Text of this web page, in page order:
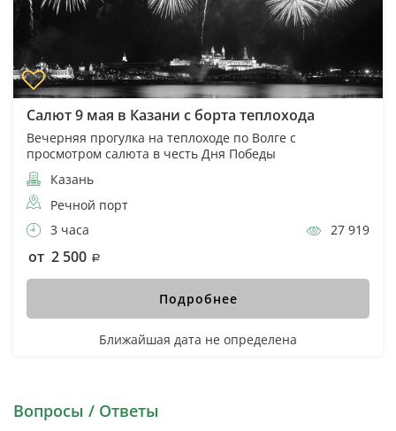
Салют 9 мая в Казани с борта теплохода
Вечерняя прогулка на теплоходе по Волге с
просмотром салюта в честь Дня Победы
Казань
Речной порт
3 часа
27 919
от 2 500
Подробнее
Ближайшая дата не определена
Вопросы / Ответы